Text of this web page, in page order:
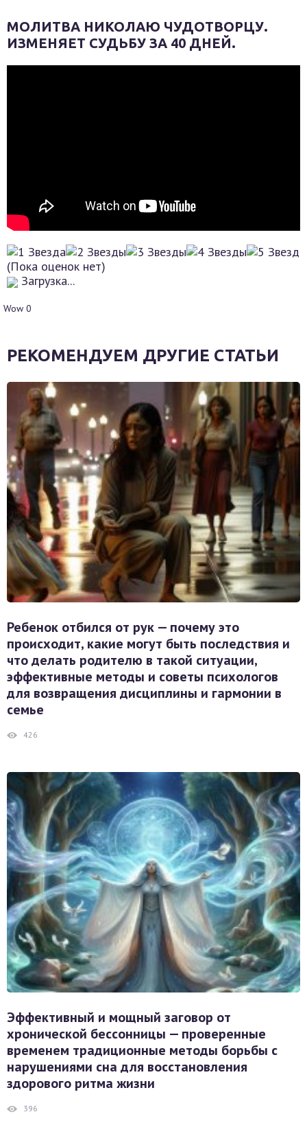
МОЛИТВА НИКОЛАЮ ЧУДОТВОРЦУ.
ИЗМЕНЯЕТ СУДЬБУ ЗА 40 ДНЕЙ.
(Пока оценок нет)
Загрузка...
Wow 0
РЕКОМЕНДУЕМ ДРУГИЕ СТАТЬИ
Ребенок отбился от рук — почему это
происходит, какие могут быть последствия и
что делать родителю в такой ситуации,
эффективные методы и советы психологов
для возвращения дисциплины и гармонии в
семье
426
Эффективный и мощный заговор от
хронической бессонницы — проверенные
временем традиционные методы борьбы с
нарушениями сна для восстановления
здорового ритма жизни
396